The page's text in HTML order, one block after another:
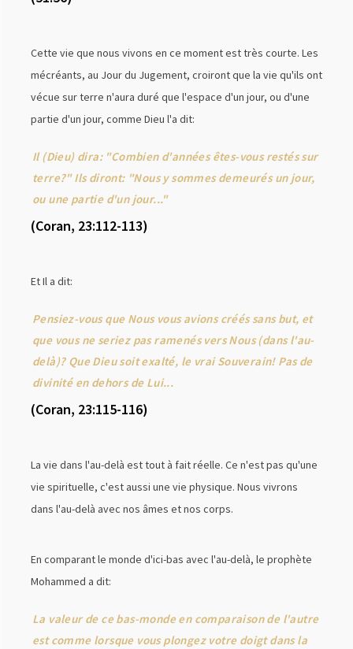
Cette vie que nous vivons en ce moment est très courte. Les
mécréants, au Jour du Jugement, croiront que la vie qu'ils ont
vécue sur terre n'aura duré que l'espace d'un jour, ou d'une
partie d'un jour, comme Dieu l'a dit:
Il (Dieu) dira: "Combien d'années êtes-vous restés sur
terre?" Ils diront: "Nous y sommes demeurés un jour,
ou une partie d'un jour..."
(Coran, 23:112-113)
Et Il a dit:
Pensiez-vous que Nous vous avions créés sans but, et
que vous ne seriez pas ramenés vers Nous (dans l'au-
delà)? Que Dieu soit exalté, le vrai Souverain! Pas de
divinité en dehors de Lui...
(Coran, 23:115-116)
La vie dans l'au-delà est tout à fait réelle. Ce n'est pas qu'une
vie spirituelle, c'est aussi une vie physique. Nous vivrons
dans l'au-delà avec nos âmes et nos corps.
En comparant le monde d'ici-bas avec l'au-delà, le prophète
Mohammed a dit:
La valeur de ce bas-monde en comparaison de l'autre
est comme lorsque vous plongez votre doigt dans la